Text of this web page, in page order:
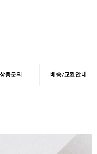
상품문의 배송/교환안내